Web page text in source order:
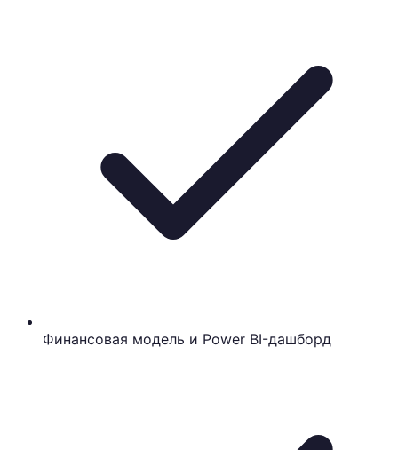
Финансовая модель и Power BI-дашборд